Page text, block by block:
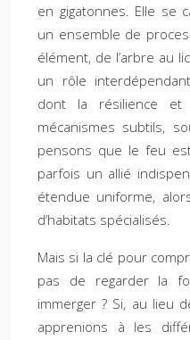
en gigatonnes. Elle se
un ensemble de
élément, de l’arbre au
un rôle
dont la résilience et
mécanismes subtils,
pensons que le feu
parfois un allié
étendue uniforme,
d’habitats spécialisés.
Mais si la clé pour
pas de regarder la
immerger ? Si, au lieu
apprenions à les